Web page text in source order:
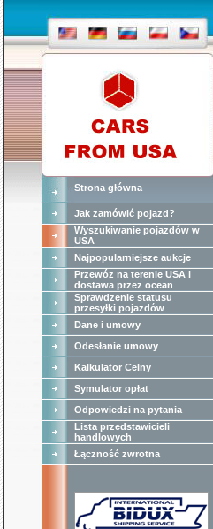
Strona główna
Jak zamówić pojazd?
Wyszukiwanie pojazdów w
USA
Najpopularniejsze aukcje
Przewóz na terenie USA i
dostawa przez ocean
Sprawdzenie statusu
przesyłki pojazdów
Dane i umowy
Odesłanie umowy
Kalkulator Celny
Symulator opłat
Odpowiedzi na pytania
Lista przedstawicieli
handlowych
Łączność zwrotna